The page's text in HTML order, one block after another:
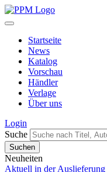
Startseite
News
Katalog
Vorschau
Händler
Verlage
Über uns
Login
Suche
Neuheiten
Aktuell in der Auslieferung